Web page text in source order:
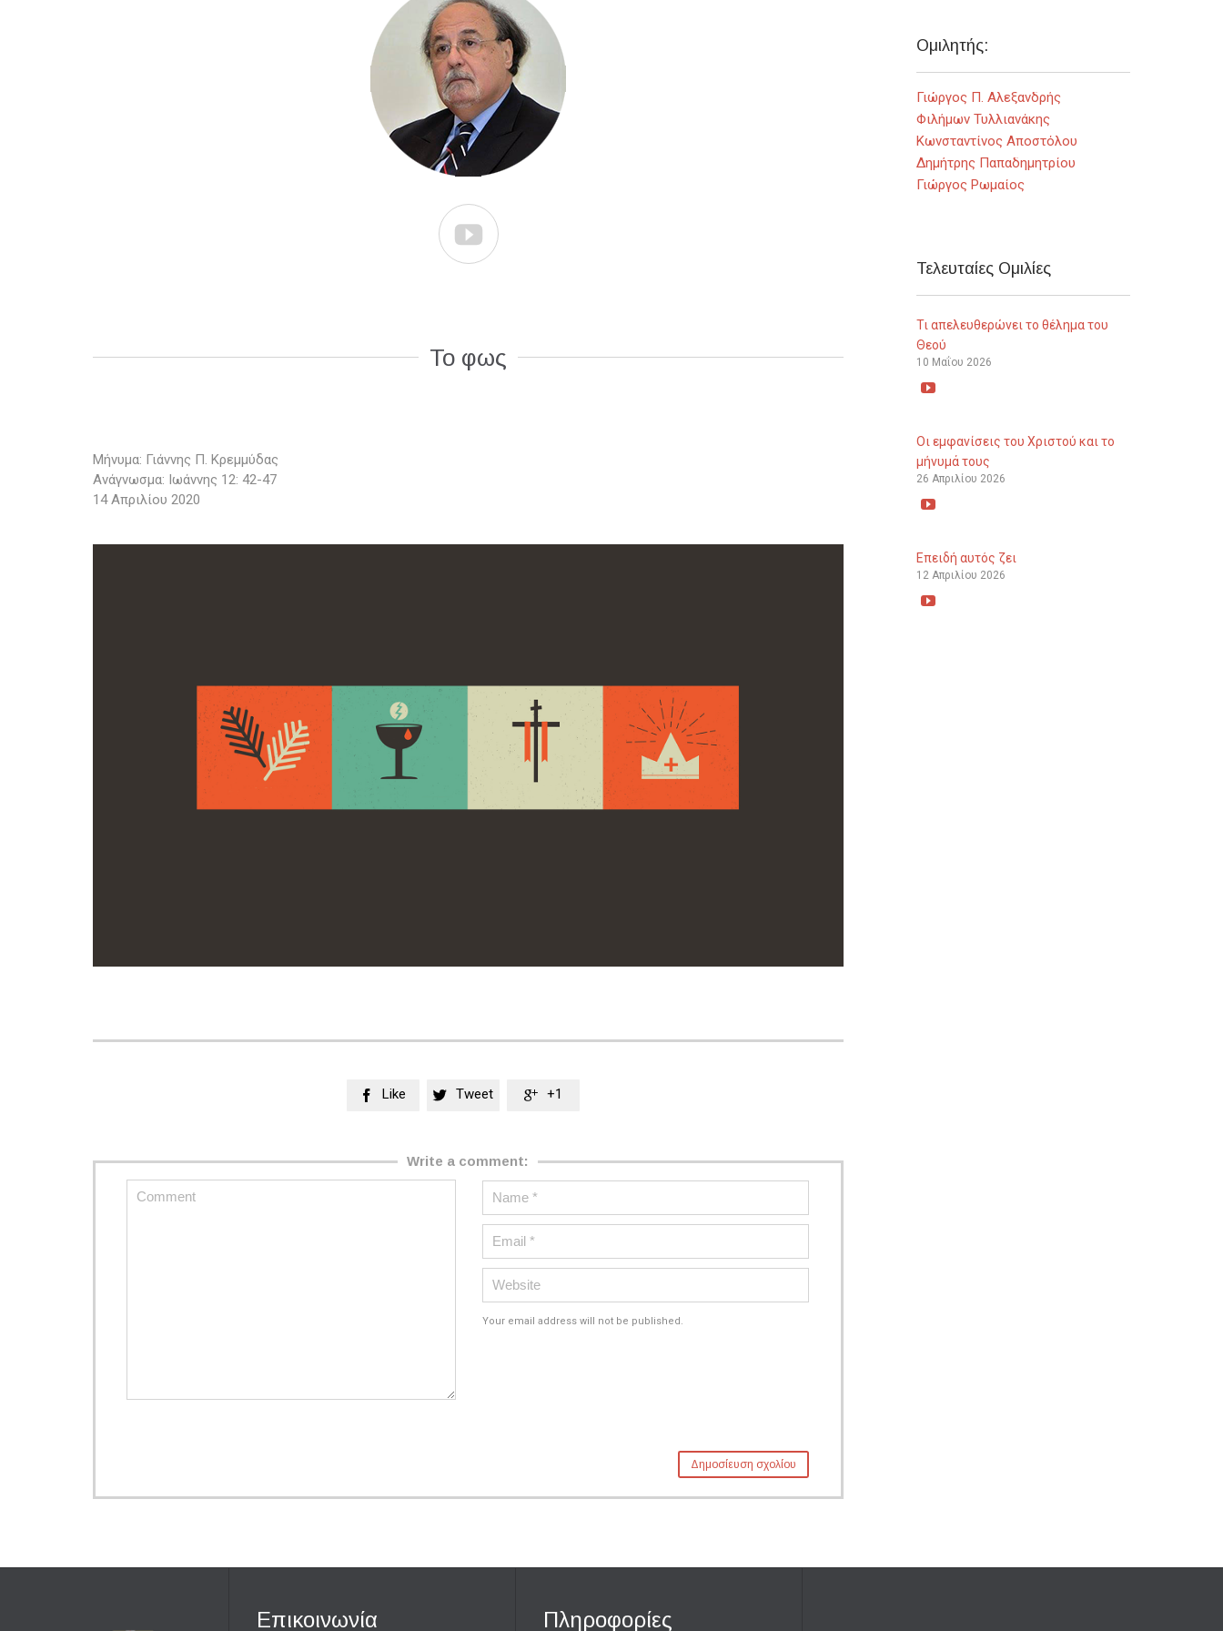

Το φως
Μήνυμα: Γιάννης Π. Κρεμμύδας
Ανάγνωσμα: Ιωάννης 12: 42-47
14 Απριλίου 2020
 Like  Tweet  +1
Write a comment:
Your email address will not be published.
Ομιλητής:
Γιώργος Π. Αλεξανδρής
Φιλήμων Τυλλιανάκης
Κωνσταντίνος Αποστόλου
Δημήτρης Παπαδημητρίου
Γιώργος Ρωμαίος
Τελευταίες Ομιλίες
Τι απελευθερώνει το θέλημα του
Θεού
10 Μαΐου 2026

Οι εμφανίσεις του Χριστού και το
μήνυμά τους
26 Απριλίου 2026

Επειδή αυτός ζει
12 Απριλίου 2026

Επικοινωνία Πληροφορίες